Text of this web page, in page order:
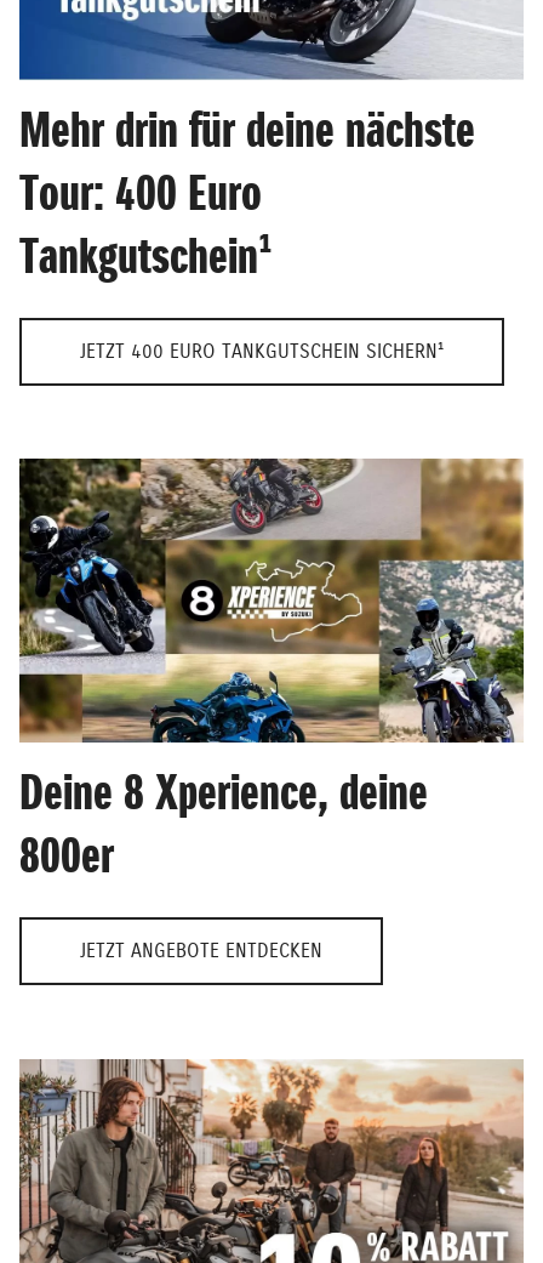
Mehr drin für deine nächste
Tour: 400 Euro
Tankgutschein¹
JETZT 400 EURO TANKGUTSCHEIN SICHERN¹
Deine 8 Xperience, deine
800er
JETZT ANGEBOTE ENTDECKEN